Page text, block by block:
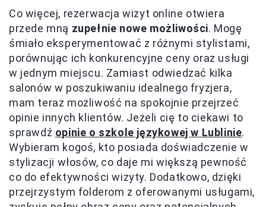
Co więcej, rezerwacja wizyt online otwiera
przede mną zupełnie nowe możliwości. Mogę
śmiało eksperymentować z różnymi stylistami,
porównując ich konkurencyjne ceny oraz usługi
w jednym miejscu. Zamiast odwiedzać kilka
salonów w poszukiwaniu idealnego fryzjera,
mam teraz możliwość na spokojnie przejrzeć
opinie innych klientów. Jeżeli cię to ciekawi to
sprawdź opinie o szkole językowej w Lublinie.
Wybieram kogoś, kto posiada doświadczenie w
stylizacji włosów, co daje mi większą pewność
co do efektywności wizyty. Dodatkowo, dzięki
przejrzystym folderom z oferowanymi usługami,